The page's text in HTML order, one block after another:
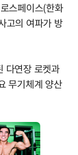
스페이스(한화
고의 여파가 방
다연장 로켓과
무기체계 양산